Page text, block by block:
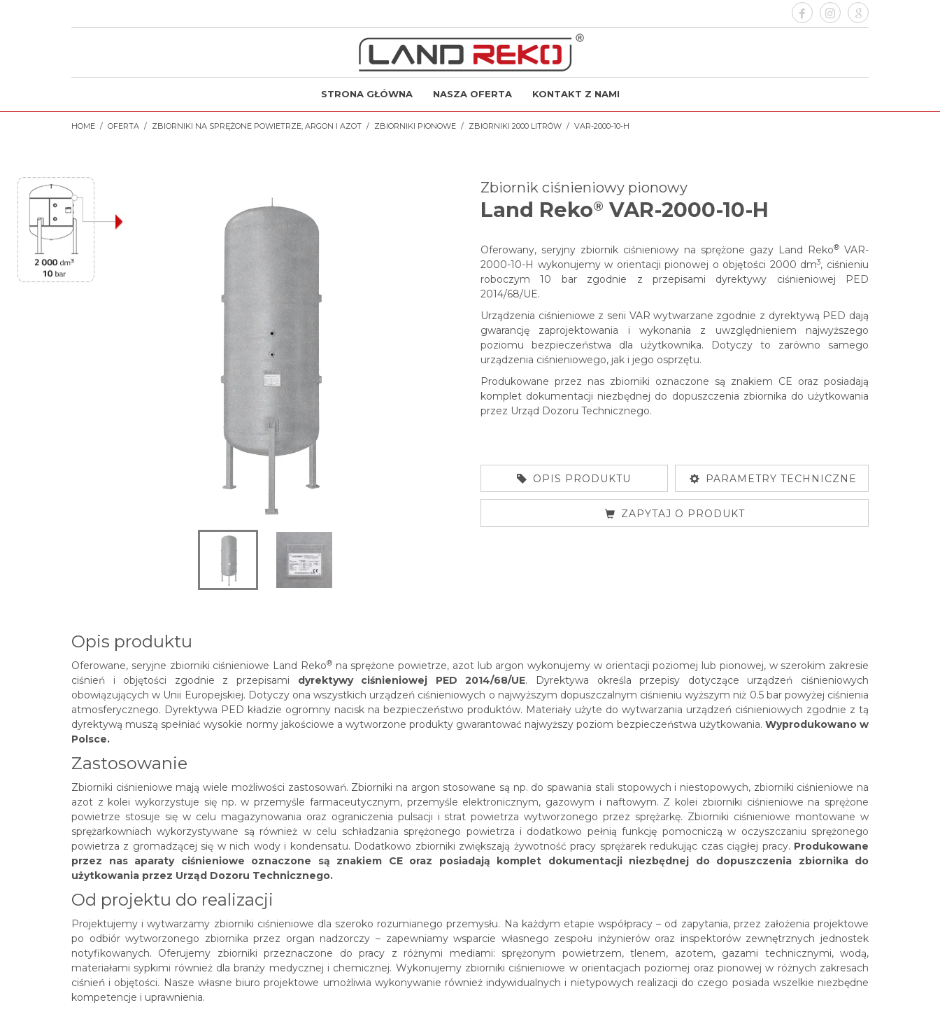
STRONA GŁÓWNA NASZA OFERTA KONTAKT Z NAMI
HOME OFERTA ZBIORNIKI NA SPRĘŻONE POWIETRZE, ARGON I AZOT ZBIORNIKI PIONOWE ZBIORNIKI 2000 LITRÓW VAR-2000-10-H
Zbiornik ciśnieniowy pionowy
Land Reko® VAR-2000-10-H
Oferowany, seryjny zbiornik ciśnieniowy na sprężone gazy Land Reko® VAR-
2000-10-H wykonujemy w orientacji pionowej o objętości 2000 dm3, ciśnieniu
roboczym 10 bar zgodnie z przepisami dyrektywy ciśnieniowej PED
2014/68/UE.
Urządzenia ciśnieniowe z serii VAR wytwarzane zgodnie z dyrektywą PED dają
gwarancję zaprojektowania i wykonania z uwzględnieniem najwyższego
poziomu bezpieczeństwa dla użytkownika. Dotyczy to zarówno samego
urządzenia ciśnieniowego, jak i jego osprzętu.
Produkowane przez nas zbiorniki oznaczone są znakiem CE oraz posiadają
komplet dokumentacji niezbędnej do dopuszczenia zbiornika do użytkowania
przez Urząd Dozoru Technicznego.
OPIS PRODUKTU PARAMETRY TECHNICZNE
ZAPYTAJ O PRODUKT
Opis produktu
Oferowane, seryjne zbiorniki ciśnieniowe Land Reko®na sprężone powietrze, azot lub argon wykonujemy w orientacji poziomej lub pionowej, w szerokim zakresie
ciśnień i objętości zgodnie z przepisami dyrektywy ciśnieniowej PED 2014/68/UE. Dyrektywa określa przepisy dotyczące urządzeń ciśnieniowych
obowiązujących w Unii Europejskiej. Dotyczy ona wszystkich urządzeń ciśnieniowych o najwyższym dopuszczalnym ciśnieniu wyższym niż 0.5 bar powyżej ciśnienia
atmosferycznego. Dyrektywa PED kładzie ogromny nacisk na bezpieczeństwo produktów. Materiały użyte do wytwarzania urządzeń ciśnieniowych zgodnie z tą
dyrektywą muszą spełniać wysokie normy jakościowe a wytworzone produkty gwarantować najwyższy poziom bezpieczeństwa użytkowania. Wyprodukowano w
Polsce.
Zastosowanie
Zbiorniki ciśnieniowe mają wiele możliwości zastosowań. Zbiorniki na argon stosowane są np. do spawania stali stopowych i niestopowych, zbiorniki ciśnieniowe na
azot z kolei wykorzystuje się np. w przemyśle farmaceutycznym, przemyśle elektronicznym, gazowym i naftowym. Z kolei zbiorniki ciśnieniowe na sprężone
powietrze stosuje się w celu magazynowania oraz ograniczenia pulsacji i strat powietrza wytworzonego przez sprężarkę. Zbiorniki ciśnieniowe montowane w
sprężarkowniach wykorzystywane są również w celu schładzania sprężonego powietrza i dodatkowo pełnią funkcję pomocniczą w oczyszczaniu sprężonego
powietrza z gromadzącej się w nich wody i kondensatu. Dodatkowo zbiorniki zwiększają żywotność pracy sprężarek redukując czas ciągłej pracy. Produkowane
przez nas aparaty ciśnieniowe oznaczone są znakiem CE oraz posiadają komplet dokumentacji niezbędnej do dopuszczenia zbiornika do
użytkowania przez Urząd Dozoru Technicznego.
Od projektu do realizacji
Projektujemy i wytwarzamy zbiorniki ciśnieniowe dla szeroko rozumianego przemysłu. Na każdym etapie współpracy – od zapytania, przez założenia projektowe
po odbiór wytworzonego zbiornika przez organ nadzorczy – zapewniamy wsparcie własnego zespołu inżynierów oraz inspektorów zewnętrznych jednostek
notyfikowanych. Oferujemy zbiorniki przeznaczone do pracy z różnymi mediami: sprężonym powietrzem, tlenem, azotem, gazami technicznymi, wodą,
materiałami sypkimi również dla branży medycznej i chemicznej. Wykonujemy zbiorniki ciśnieniowe w orientacjach poziomej oraz pionowej w różnych zakresach
ciśnień i objętości. Nasze własne biuro projektowe umożliwia wykonywanie również indywidualnych i nietypowych realizacji do czego posiada wszelkie niezbędne
kompetencje i uprawnienia.